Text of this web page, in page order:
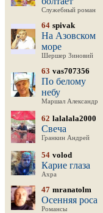
Служебный роман
64 spivak
На Азовском
море
Шершер Зиновий
63 vas707356
По белому
небу
Маршал Александр
62 lalalala2000
Свеча
Гранкин Андрей
54 volod
Карие глаза
Ахра
47 mranatolm
Осенняя роса
Романсы